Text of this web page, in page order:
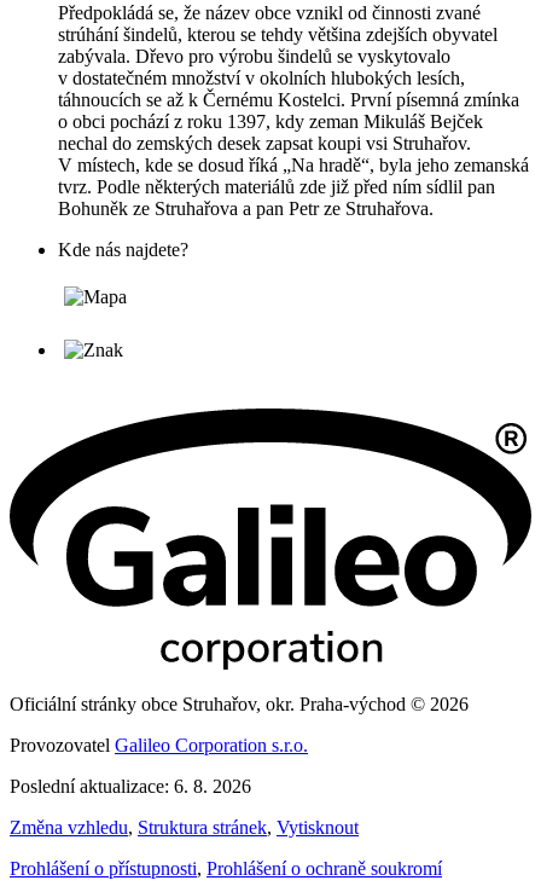
Předpokládá se, že název obce vznikl od činnosti zvané
strúhání šindelů, kterou se tehdy většina zdejších obyvatel
zabývala. Dřevo pro výrobu šindelů se vyskytovalo
v dostatečném množství v okolních hlubokých lesích,
táhnoucích se až k Černému Kostelci. První písemná zmínka
o obci pochází z roku 1397, kdy zeman Mikuláš Bejček
nechal do zemských desek zapsat koupi vsi Struhařov.
V místech, kde se dosud říká „Na hradě“, byla jeho zemanská
tvrz. Podle některých materiálů zde již před ním sídlil pan
Bohuněk ze Struhařova a pan Petr ze Struhařova.
Kde nás najdete?
Oficiální stránky obce Struhařov, okr. Praha-východ © 2026
Provozovatel Galileo Corporation s.r.o.
Poslední aktualizace: 6. 8. 2026
Změna vzhledu, Struktura stránek, Vytisknout
Prohlášení o přístupnosti, Prohlášení o ochraně soukromí